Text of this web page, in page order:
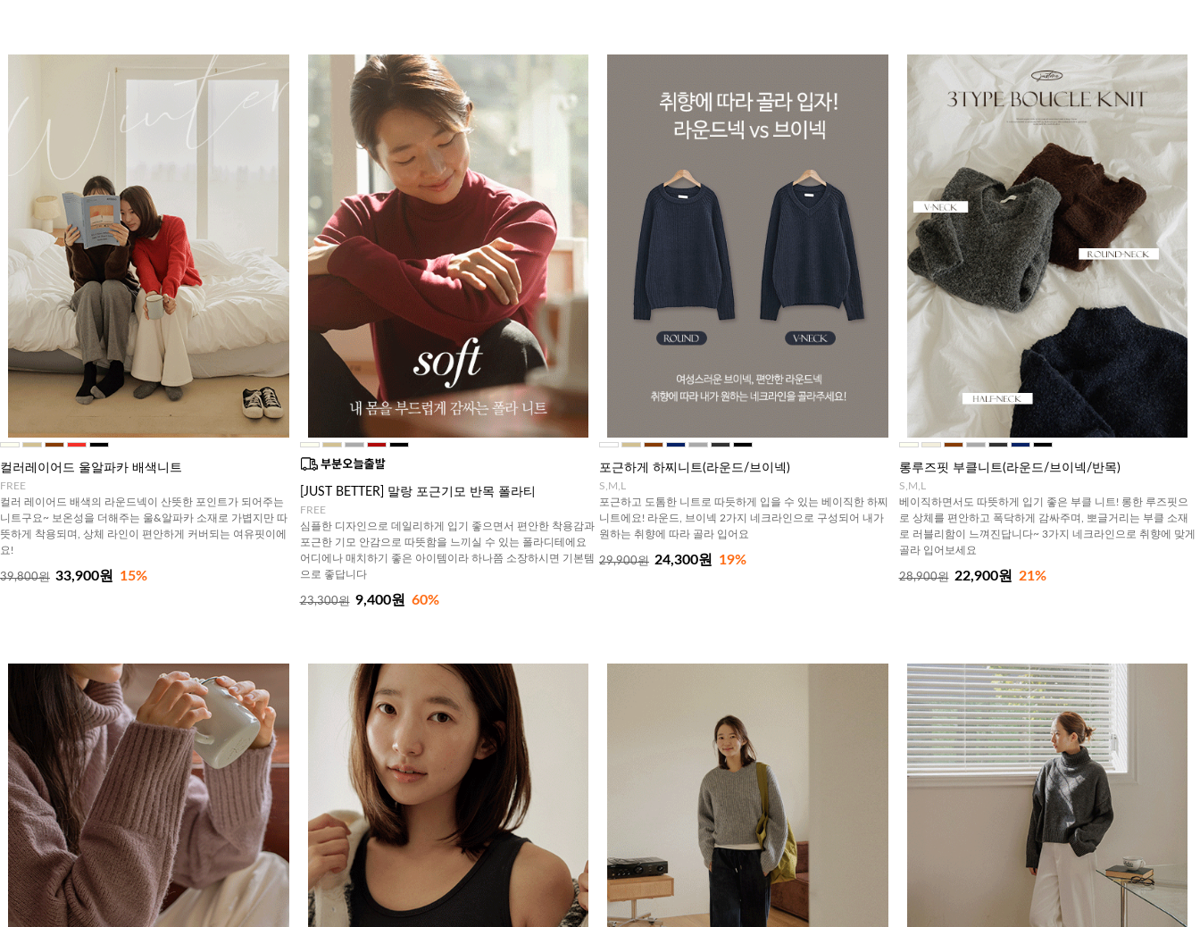
컬러레이어드 울알파카 배색니트
FREE
컬러 레이어드 배색의 라운드넥이 산뜻한 포인트가 되어주는
니트구요~ 보온성을 더해주는 울&알파카 소재로 가볍지만 따
뜻하게 착용되며, 상체 라인이 편안하게 커버되는 여유핏이에
요!
39,800원 33,900원 15%
[JUST BETTER] 말랑 포근기모 반목 폴라티
FREE
심플한 디자인으로 데일리하게 입기 좋으면서 편안한 착용감과
포근한 기모 안감으로 따뜻함을 느끼실 수 있는 폴라디테에요
어디에나 매치하기 좋은 아이템이라 하나쯤 소장하시면 기본템
으로 좋답니다
23,300원 9,400원 60%
포근하게 하찌니트(라운드/브이넥)
S,M,L
포근하고 도톰한 니트로 따듯하게 입을 수 있는 베이직한 하찌
니트에요! 라운드, 브이넥 2가지 네크라인으로 구성되어 내가
원하는 취향에 따라 골라 입어요
29,900원 24,300원 19%
롱루즈핏 부클니트(라운드/브이넥/반목)
S,M,L
베이직하면서도 따뜻하게 입기 좋은 부클 니트! 롱한 루즈핏으
로 상체를 편안하고 폭닥하게 감싸주며, 뽀글거리는 부클 소재
로 러블리함이 느껴진답니다~ 3가지 네크라인으로 취향에 맞게
골라 입어보세요
28,900원 22,900원 21%